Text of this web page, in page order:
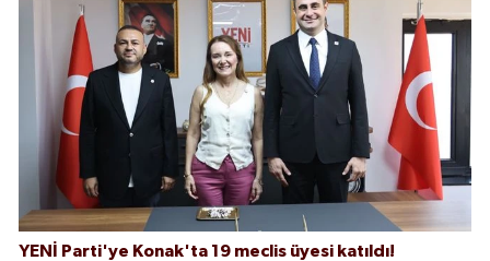
YENİ Parti'ye Konak'ta 19 meclis üyesi katıldı!